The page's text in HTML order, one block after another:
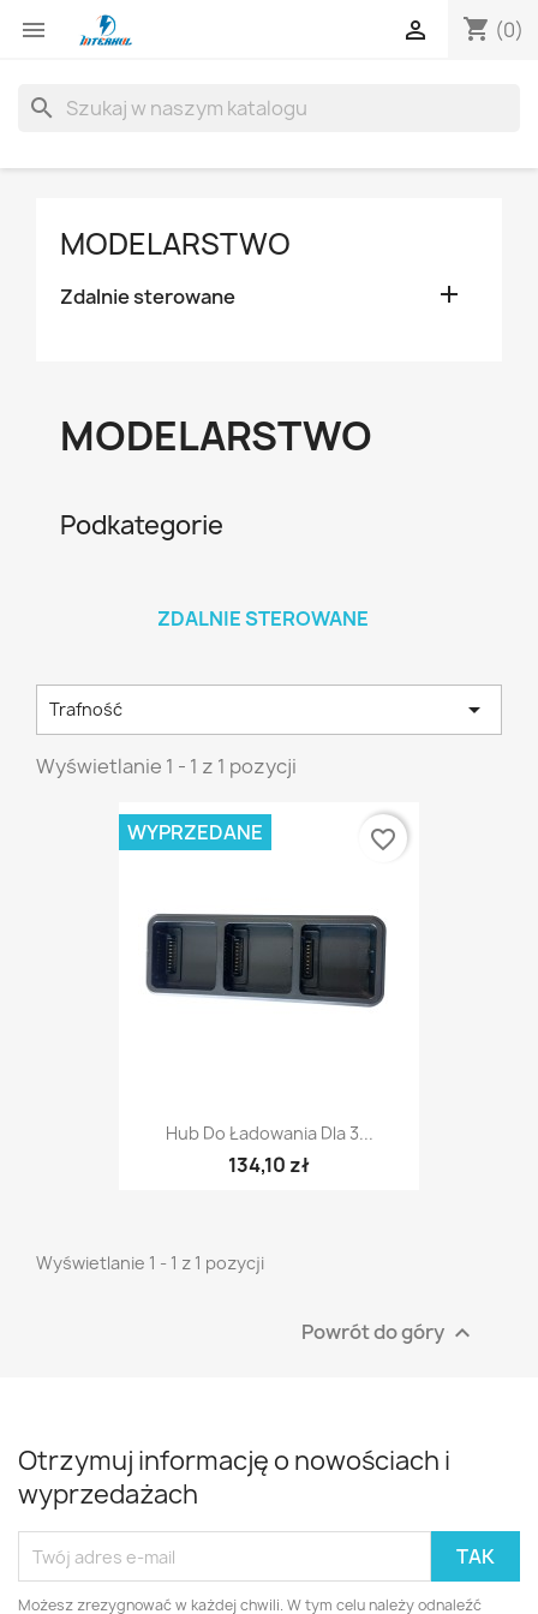
 shopping_cart (0)

search
MODELARSTWO
Zdalnie sterowane 
MODELARSTWO
Podkategorie
ZDALNIE STEROWANE
Trafność 
Wyświetlanie 1 - 1 z 1 pozycji
Hub Do Ładowania Dla 3...
134,10 zł
WYPRZEDANE favorite_border
Wyświetlanie 1 - 1 z 1 pozycji
Powrót do góry 
Otrzymuj informację o nowościach i
wyprzedażach
Możesz zrezygnować w każdej chwili. W tym celu należy odnaleźć